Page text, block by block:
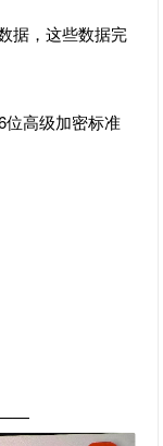
据，这些数据完
位高级加密标准